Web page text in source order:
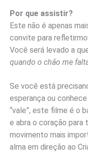
Por que assistir?
Este não é apenas
convite para
Você será levado a
quando o chão me
Se você está
esperança ou
“vale”, este filme é o
e abra o coração para
movimento mais
alma em direção ao